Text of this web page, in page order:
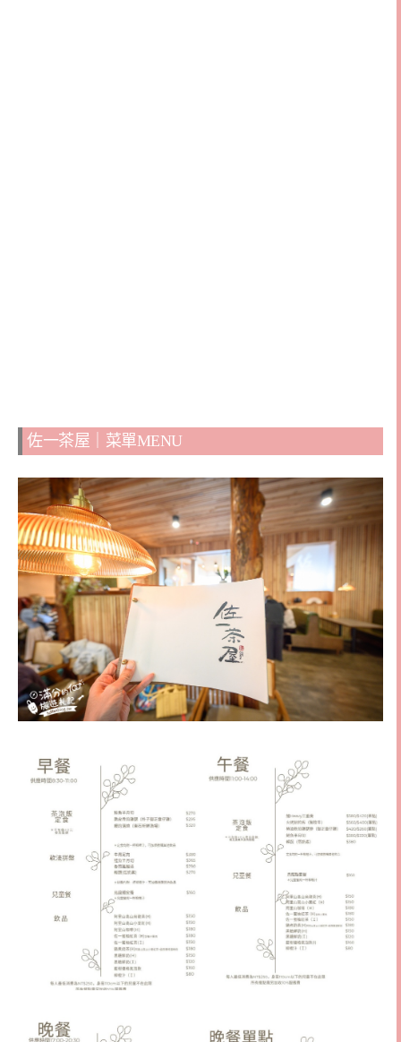
佐一茶屋｜菜單MENU